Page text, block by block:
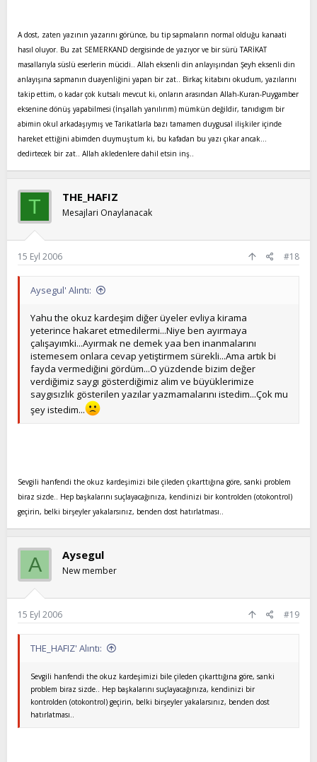
A dost, zaten yazının yazarını görünce, bu tip sapmaların normal olduğu kanaati
hasıl oluyor. Bu zat SEMERKAND dergisinde de yazıyor ve bir sürü TARİKAT
masallarıyla süslü eserlerin mücidi.. Allah eksenli din anlayışından Şeyh eksenli din
anlayışına sapmanın duayenliğini yapan bir zat.. Birkaç kitabını okudum, yazılarını
takip ettim, o kadar çok kutsalı mevcut ki, onların arasından Allah-Kuran-Puygamber
eksenine dönüş yapabilmesi (İnşallah yanılırım) mümkün değildir, tanıdıgım bir
abimin okul arkadaşıymış ve Tarikatlarla bazı tamamen duygusal ilişkiler içinde
hareket ettiğini abimden duymuştum ki, bu kafadan bu yazı çıkar ancak...
dedirtecek bir zat.. Allah akledenlere dahil etsin inş..
T THE_HAFIZ
Mesajlari Onaylanacak
15 Eyl 2006 #18
Aysegul' Alıntı:
Yahu the okuz kardeşim diğer üyeler evliya kirama
yeterince hakaret etmedilermi...Niye ben ayırmaya
çalışayımki...Ayırmak ne demek yaa ben inanmalarını
istemesem onlara cevap yetiştirmem sürekli...Ama artık bi
fayda vermediğini gördüm...O yüzdende bizim değer
verdiğimiz saygı gösterdiğimiz alim ve büyüklerimize
saygısızlık gösterilen yazılar yazmamalarını istedim...Çok mu
şey istedim...
Sevgili hanfendi the okuz kardeşimizi bile çileden çıkarttığına göre, sanki problem
biraz sizde.. Hep başkalarını suçlayacağınıza, kendinizi bir kontrolden (otokontrol)
geçirin, belki birşeyler yakalarsınız, benden dost hatırlatması..
A Aysegul
New member
15 Eyl 2006 #19
THE_HAFIZ' Alıntı:
Sevgili hanfendi the okuz kardeşimizi bile çileden çıkarttığına göre, sanki
problem biraz sizde.. Hep başkalarını suçlayacağınıza, kendinizi bir
kontrolden (otokontrol) geçirin, belki birşeyler yakalarsınız, benden dost
hatırlatması..